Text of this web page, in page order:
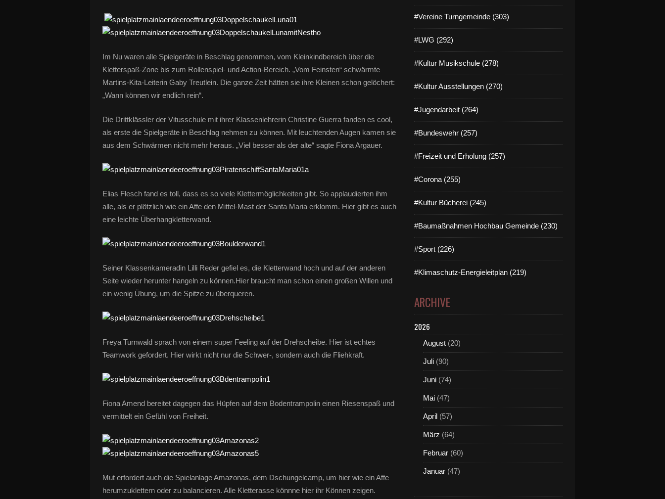
Im Nu waren alle Spielgeräte in Beschlag genommen, vom Kleinkindbereich über die
Kletterspaß-Zone bis zum Rollenspiel- und Action-Bereich. „Vom Feinsten“ schwärmte
Martins-Kita-Leiterin Gaby Treutlein. Die ganze Zeit hätten sie ihre Kleinen schon gelöchert:
„Wann können wir endlich rein“.
Die Drittklässler der Vitusschule mit ihrer Klassenlehrerin Christine Guerra fanden es cool,
als erste die Spielgeräte in Beschlag nehmen zu können. Mit leuchtenden Augen kamen sie
aus dem Schwärmen nicht mehr heraus. „Viel besser als der alte“ sagte Fiona Argauer.
Elias Flesch fand es toll, dass es so viele Klettermöglichkeiten gibt. So applaudierten ihm
alle, als er plötzlich wie ein Affe den Mittel-Mast der Santa Maria erklomm. Hier gibt es auch
eine leichte Überhangkletterwand.
Seiner Klassenkameradin Lilli Reder gefiel es, die Kletterwand hoch und auf der anderen
Seite wieder herunter hangeln zu können.Hier braucht man schon einen großen Willen und
ein wenig Übung, um die Spitze zu überqueren.
Freya Turnwald sprach von einem super Feeling auf der Drehscheibe. Hier ist echtes
Teamwork gefordert. Hier wirkt nicht nur die Schwer-, sondern auch die Fliehkraft.
Fiona Amend bereitet dagegen das Hüpfen auf dem Bodentrampolin einen Riesenspaß und
vermittelt ein Gefühl von Freiheit.
Mut erfordert auch die Spielanlage Amazonas, dem Dschungelcamp, um hier wie ein Affe
herumzuklettern oder zu balancieren. Alle Kletterasse könnne hier ihr Können zeigen.
#Vereine Turngemeinde (303)
#LWG (292)
#Kultur Musikschule (278)
#Kultur Ausstellungen (270)
#Jugendarbeit (264)
#Bundeswehr (257)
#Freizeit und Erholung (257)
#Corona (255)
#Kultur Bücherei (245)
#Baumaßnahmen Hochbau Gemeinde (230)
#Sport (226)
#Klimaschutz-Energieleitplan (219)
ARCHIVE
2026
August (20)
Juli (90)
Juni (74)
Mai (47)
April (57)
März (64)
Februar (60)
Januar (47)